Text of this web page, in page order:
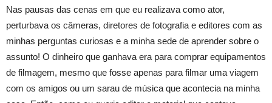
Nas pausas das cenas em que eu realizava como ator,
perturbava os câmeras, diretores de fotografia e editores com as
minhas perguntas curiosas e a minha sede de aprender sobre o
assunto! O dinheiro que ganhava era para comprar equipamentos
de filmagem, mesmo que fosse apenas para filmar uma viagem
com os amigos ou um sarau de música que acontecia na minha